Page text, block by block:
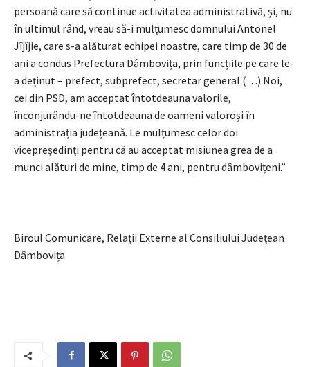
persoană care să continue activitatea administrativă, și, nu
în ultimul rând, vreau să-i mulțumesc domnului Antonel
Jîjîjie, care s-a alăturat echipei noastre, care timp de 30 de
ani a condus Prefectura Dâmbovița, prin funcțiile pe care le-
a deținut – prefect, subprefect, secretar general (…) Noi,
cei din PSD, am acceptat întotdeauna valorile,
înconjurându-ne întotdeauna de oameni valoroși în
administrația județeană. Le mulțumesc celor doi
vicepreședinți pentru că au acceptat misiunea grea de a
munci alături de mine, timp de 4 ani, pentru dâmbovițeni.”
Biroul Comunicare, Relații Externe al Consiliului Județean
Dâmbovița